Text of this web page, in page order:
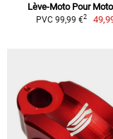
Lève-Moto Pour
PVC 99,99 €2